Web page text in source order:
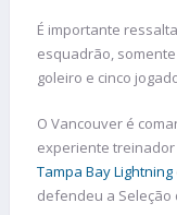
É importante
esquadrão,
goleiro e cinco
O Vancouver é
experiente
Tampa Bay Lightning
defendeu a Seleção